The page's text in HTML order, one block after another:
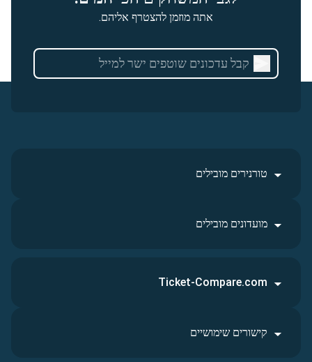
אתה מוזמן להצטרף אליהם.
טורנירים מובילים
מועדונים מובילים
Ticket-Compare.com
קישורים שימושיים